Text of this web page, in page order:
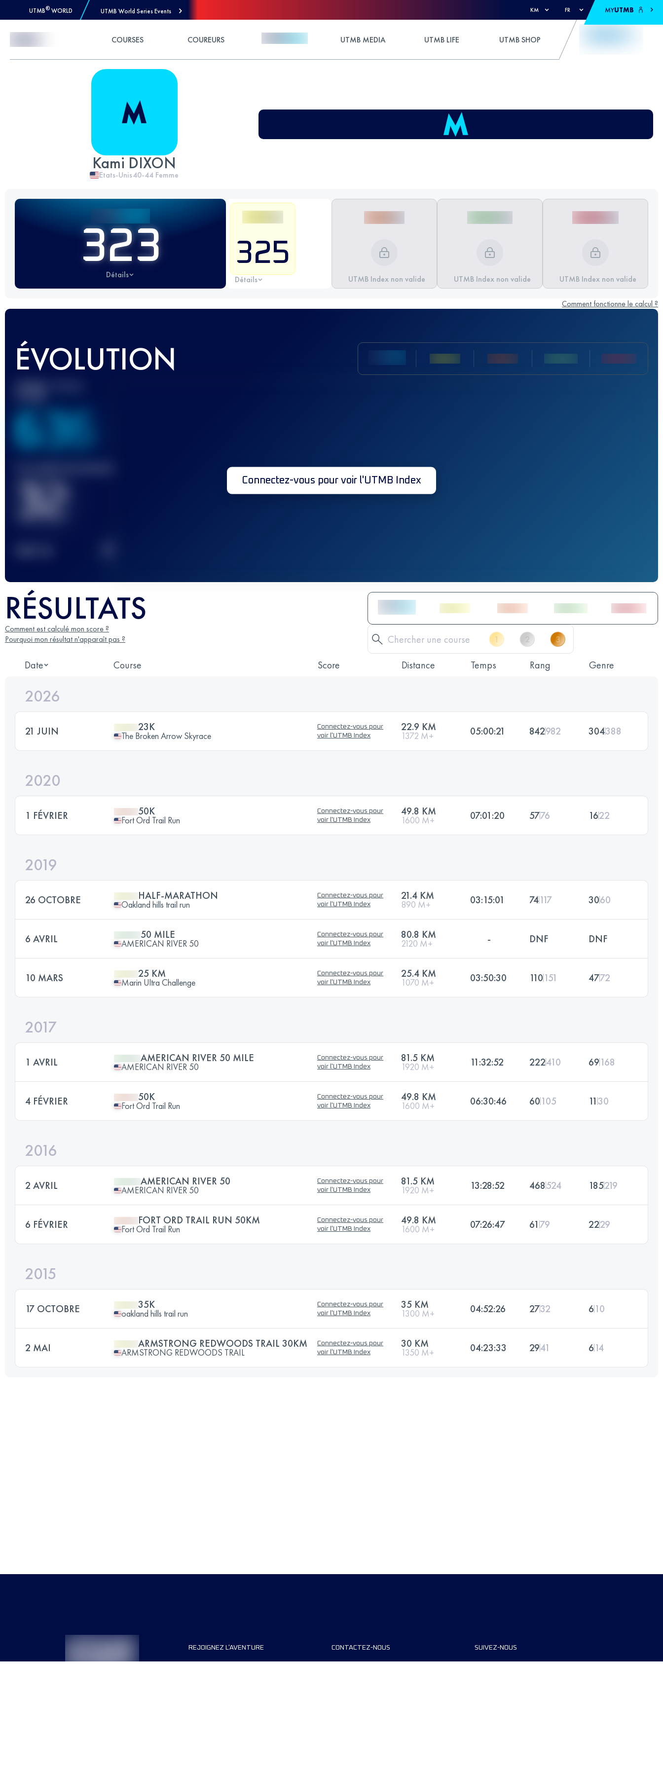
UTMB® WORLD UTMB World Series Events KM FR MYUTMB
COURSES COUREURS UTMB MEDIA UTMB LIFE UTMB SHOP
Kami DIXON
Etats-Unis40-44 Femme
323
Détails
325
Détails UTMB Index non valide UTMB Index non valide UTMB Index non valide
Comment fonctionne le calcul ?
ÉVOLUTION
Meilleur Score
636
32 Connectez-vous pour voir l'UTMB Index
RÉSULTATS
Comment est calculé mon score ?
Pourquoi mon résultat n'apparaît pas ?
Date Course Score Distance Temps Rang Genre
2026
21 JUIN 23K
The Broken Arrow Skyrace
Connectez-vous pour
voir l'UTMB Index
22.9 KM
1372 M+ 05:00:21 842982 304388
2020
1 FÉVRIER 50K
Fort Ord Trail Run
Connectez-vous pour
voir l'UTMB Index
49.8 KM
1600 M+ 07:01:20 5776 1622
2019
26 OCTOBRE HALF-MARATHON
Oakland hills trail run
Connectez-vous pour
voir l'UTMB Index
21.4 KM
890 M+ 03:15:01 74117 3060
6 AVRIL 50 MILE
AMERICAN RIVER 50
Connectez-vous pour
voir l'UTMB Index
80.8 KM
2120 M+ - DNF DNF
10 MARS 25 KM
Marin Ultra Challenge
Connectez-vous pour
voir l'UTMB Index
25.4 KM
1070 M+ 03:50:30 110151 4772
2017
1 AVRIL AMERICAN RIVER 50 MILE
AMERICAN RIVER 50
Connectez-vous pour
voir l'UTMB Index
81.5 KM
1920 M+ 11:32:52 222410 69168
4 FÉVRIER 50K
Fort Ord Trail Run
Connectez-vous pour
voir l'UTMB Index
49.8 KM
1600 M+ 06:30:46 60105 1130
2016
2 AVRIL AMERICAN RIVER 50
AMERICAN RIVER 50
Connectez-vous pour
voir l'UTMB Index
81.5 KM
1920 M+ 13:28:52 468524 185219
6 FÉVRIER FORT ORD TRAIL RUN 50KM
Fort Ord Trail Run
Connectez-vous pour
voir l'UTMB Index
49.8 KM
1600 M+ 07:26:47 61 79 2229
2015
17 OCTOBRE 35K
oakland hills trail run
Connectez-vous pour
voir l'UTMB Index
35 KM
1300 M+ 04:52:26 2732 610
2 MAI ARMSTRONG REDWOODS TRAIL 30KM
ARMSTRONG REDWOODS TRAIL
Connectez-vous pour
voir l'UTMB Index
30 KM
1350 M+ 04:23:33 2941 614
REJOIGNEZ L'AVENTURE CONTACTEZ-NOUS SUIVEZ-NOUS